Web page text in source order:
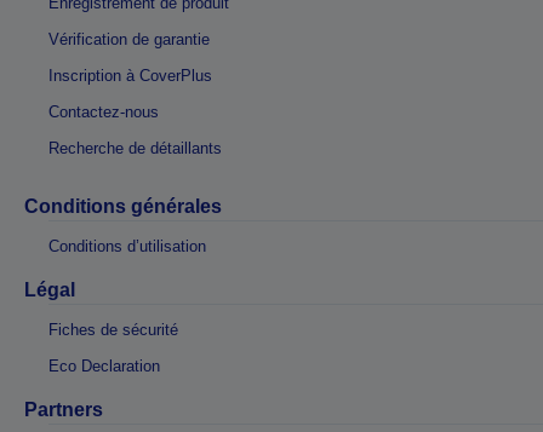
Vérification de garantie
Inscription à CoverPlus
Contactez-nous
Recherche de détaillants
Conditions générales
Conditions d’utilisation
Légal
Fiches de sécurité
Eco Declaration
Partners